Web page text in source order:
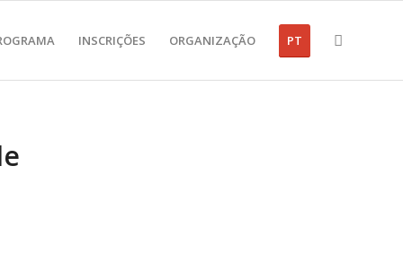
INSCRIÇÕES ORGANIZAÇÃO PT